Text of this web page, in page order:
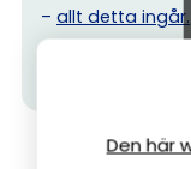
– allt detta ingår.
ett möte med
Den här